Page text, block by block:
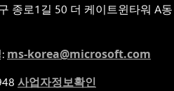
종로1길 50 더 케이트윈타워 A동
ms-korea@microsoft.com
사업자정보확인